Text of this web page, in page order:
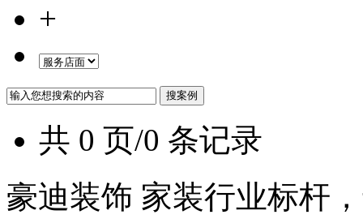
+
共 0 页/0 条记录
豪迪装饰 家装行业标杆